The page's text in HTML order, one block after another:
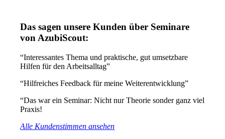
Das sagen unsere Kunden über Seminare
von AzubiScout:
“Interessantes Thema und praktische, gut umsetzbare
Hilfen für den Arbeitsalltag”
“Hilfreiches Feedback für meine Weiterentwicklung”
“Das war ein Seminar: Nicht nur Theorie sonder ganz viel
Praxis!
Alle Kundenstimmen ansehen